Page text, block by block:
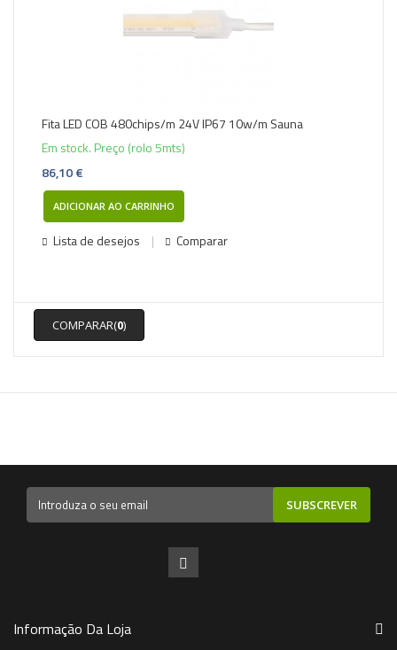
Fita LED COB 480chips/m 24V IP67 10w/m Sauna
Em stock. Preço (rolo 5mts)
86,10 €
ADICIONAR AO CARRINHO
Lista de desejos Comparar
COMPARAR(0)
SUBSCREVER
Informação Da Loja